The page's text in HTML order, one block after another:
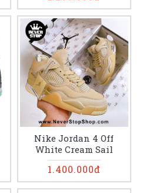
Nike Jordan 4 Off
White Cream Sail
1.400.000đ